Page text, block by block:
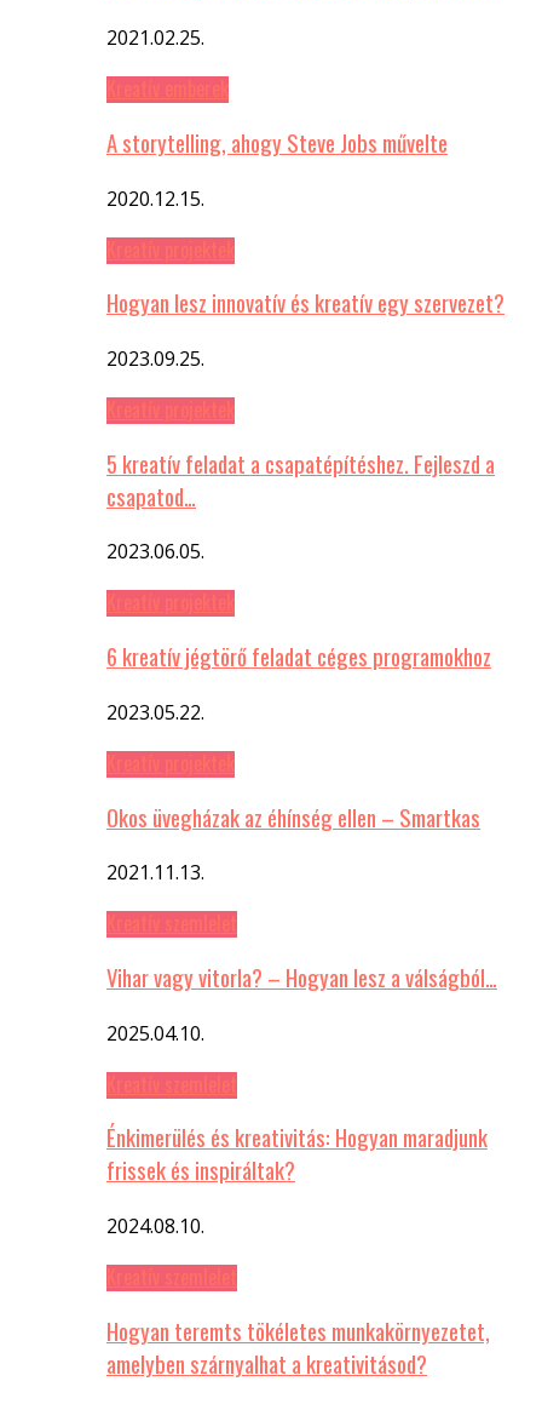
2021.02.25.
A storytelling, ahogy Steve Jobs művelte
2020.12.15.
Hogyan lesz innovatív és kreatív egy szervezet?
2023.09.25.
5 kreatív feladat a csapatépítéshez. Fejleszd a
csapatod…
2023.06.05.
6 kreatív jégtörő feladat céges programokhoz
2023.05.22.
Okos üvegházak az éhínség ellen – Smartkas
2021.11.13.
Vihar vagy vitorla? – Hogyan lesz a válságból…
2025.04.10.
Énkimerülés és kreativitás: Hogyan maradjunk
frissek és inspiráltak?
2024.08.10.
Hogyan teremts tökéletes munkakörnyezetet,
amelyben szárnyalhat a kreativitásod?